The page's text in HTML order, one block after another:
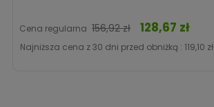
Cena regularna 156,92 zł Cena
128,67 zł
Najniższa cena z 30 dni przed obniżką : 119,10 zł